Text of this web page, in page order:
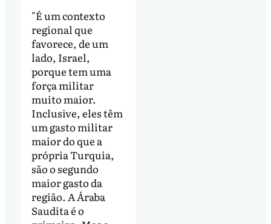
"É um contexto
regional que
favorece, de um
lado, Israel,
porque tem uma
força militar
muito maior.
Inclusive, eles têm
um gasto militar
maior do que a
própria Turquia,
são o segundo
maior gasto da
região. A Áraba
Saudita é o